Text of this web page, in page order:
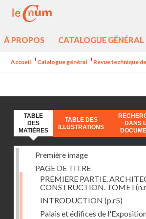
À PROPOS CATALOGUE GÉNÉRAL
Accueil Catalogue général Revue technique
TABLE
DES
MATIÈRES
TABLE DES
ILLUSTRATIONS
DANS
Première image
PAGE DE TITRE
PREMIERE PARTIE.
CONSTRUCTION. TOME I
INTRODUCTION (p.r5)
Palais et édifices de